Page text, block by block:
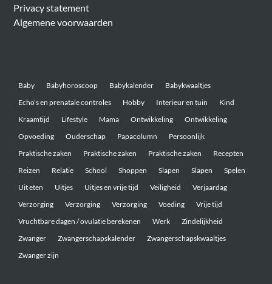
Privacy statement
Algemene voorwaarden
Baby Babyhoroscoop Babykalender
Babykwaaltjes
Echo’s en prenatale controles
Hobby Interieur en tuin
Kind
Kraamtijd
Lifestyle Mama Ontwikkeling
Ontwikkeling
Opvoeding
Ouderschap Papacolumn
Persoonlijk
Praktische zaken
Praktische zaken Praktische zaken
Recepten
Reizen
Relatie School Shoppen Slapen Slapen
Spelen
Uit eten
Uitjes Uitjes en vrije tijd Veiligheid
Verjaardag
Verzorging
Verzorging Verzorging Voeding
Vrije tijd
Vruchtbare dagen / ovulatie berekenen
Werk
Zindelijkheid
Zwanger
Zwangerschapskalender
Zwangerschapskwaaltjes
Zwanger zijn